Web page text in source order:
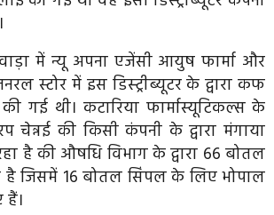
में न्यू अपना एजेंसी आयुष फार्मा और
स्टोर में इस डिस्ट्रीब्यूटर के द्वारा कफ
गई थी। कटारिया फार्मास्यूटिकल्स के
चेन्नई की किसी कंपनी के द्वारा मंगाया
है की औषधि विभाग के द्वारा 66 बोतल
है जिसमें 16 बोतल सिंपल के लिए भोपाल